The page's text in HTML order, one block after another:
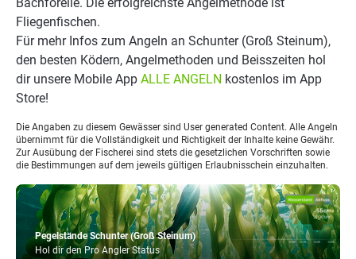
Pegelstände Schunter (Groß Steinum)
Hol dir den Pro Angler Status
Fliegenfischen.
Für mehr Infos zum Angeln an Schunter (Groß Steinum),
den besten Ködern, Angelmethoden und Beisszeiten hol
dir unsere Mobile App ALLE ANGELN kostenlos im App
Store!
Die Angaben zu diesem Gewässer sind User generated Content. Alle Angeln
übernimmt für die Vollständigkeit und Richtigkeit der Inhalte keine Gewähr.
Zur Ausübung der Fischerei sind stets die gesetzlichen Vorschriften sowie
die Bestimmungen auf dem jeweils gültigen Erlaubnisschein einzuhalten.